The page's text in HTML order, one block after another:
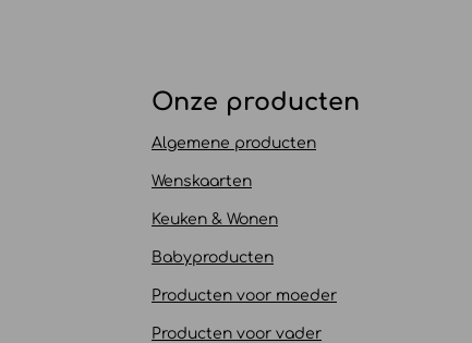
Onze producten
Algemene producten
Wenskaarten
Keuken & Wonen
Babyproducten
Producten voor moeder
Producten voor vader